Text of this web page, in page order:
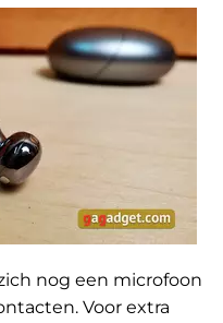
nog een microfoon
Voor extra